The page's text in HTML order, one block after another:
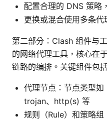
配置合理的 DNS 策略
更换或混合使用多条
第二部分：Clash 组件与
的网络代理工具，核心在
链路的编排。关键组件包括
代理节点：节点类型
trojan、http(s) 等
规则（Rule）和策略